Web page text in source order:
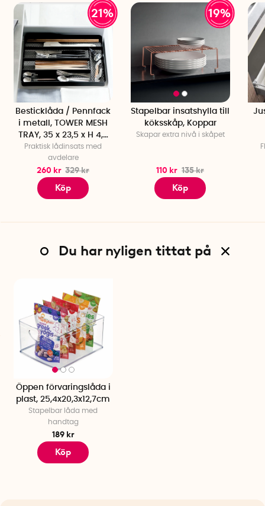
21%
Besticklåda / Pennfack
i metall, TOWER MESH
TRAY, 35 x 23,5 x H 4,5
cm, Yamazaki
Praktisk lådinsats med
avdelare
260 kr 329 kr
Köp
19%
Stapelbar insatshylla till
köksskåp, Koppar
Skapar extra nivå i skåpet
110 kr 135 kr
Köp
Du har nyligen tittat på
Öppen förvaringslåda i
plast, 25,4x20,3x12,7cm
Stapelbar låda med
handtag
189 kr
Köp